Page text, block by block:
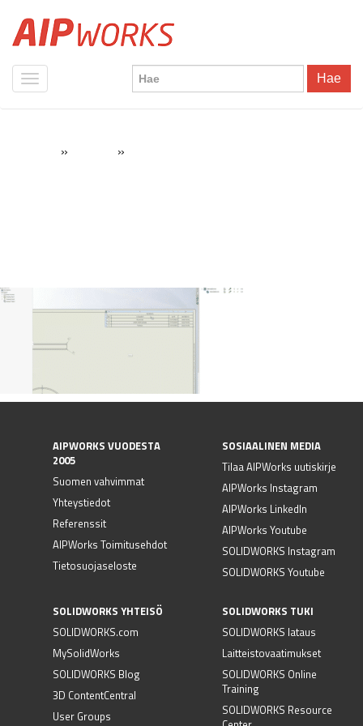
Hae
» »
AIPWORKS VUODESTA
2005
Suomen vahvimmat
Yhteystiedot
Referenssit
AIPWorks Toimitusehdot
Tietosuojaseloste
SOSIAALINEN MEDIA
Tilaa AIPWorks uutiskirje
AIPWorks Instagram
AIPWorks LinkedIn
AIPWorks Youtube
SOLIDWORKS Instagram
SOLIDWORKS Youtube
SOLIDWORKS YHTEISÖ
SOLIDWORKS.com
MySolidWorks
SOLIDWORKS Blog
3D ContentCentral
User Groups
SOLIDWORKS TUKI
SOLIDWORKS lataus
Laitteistovaatimukset
SOLIDWORKS Online
Training
SOLIDWORKS Resource